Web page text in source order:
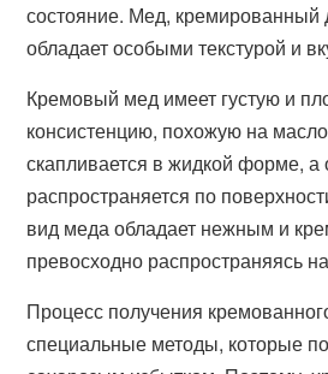
состояние. Мед, кремированный
обладает особыми текстурой и
Кремовый мед имеет густую и
консистенцию, похожую на
скапливается в жидкой форме, а
распространяется по
вид меда обладает нежным и
превосходно распространяясь
Процесс получения
специальные методы, которые